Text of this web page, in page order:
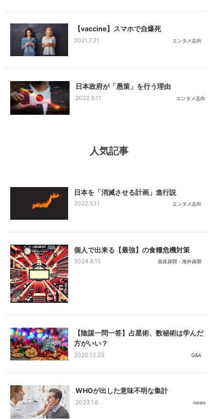
【vaccine】スマホで自爆死
2021.7.21 エンタメ志向
日本政府が「愚策」を行う理由
2022.9.11 エンタメ志向
人気記事
日本を「消滅させる計画」進行説
2022.5.11 エンタメ志向
個人で出来る【最強】の食糧危機対策
2024.8.15 資産疎開・海外疎開
【陰謀一問一答】占星術、数秘術は学んだ
方がいい？
2020.12.23 Q&A
WHOが出した意味不明な集計
2023.1.6 news